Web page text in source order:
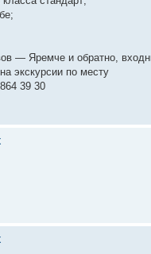
— Яремче и обратно,
экскурсии по месту
39 30